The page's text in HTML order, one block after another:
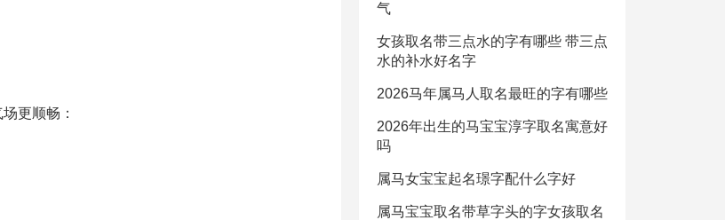
更顺畅：
气
女孩取名带三点水的字有哪些 带三点
水的补水好名字
2026马年属马人取名最旺的字有哪些
2026年出生的马宝宝淳字取名寓意好
吗
属马女宝宝起名璟字配什么字好
属马宝宝取名带草字头的字女孩取名